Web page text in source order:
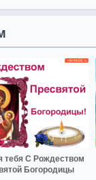
тебя С Рождеством
Богородицы